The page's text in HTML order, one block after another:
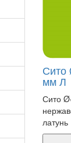
Сито
мм Л
Сито
латунь